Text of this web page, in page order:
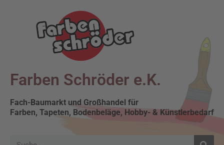
Farben Schröder e.K.
Fach-Baumarkt und Großhandel für
Farben, Tapeten, Bodenbeläge, Hobby- & Künstlerbedarf